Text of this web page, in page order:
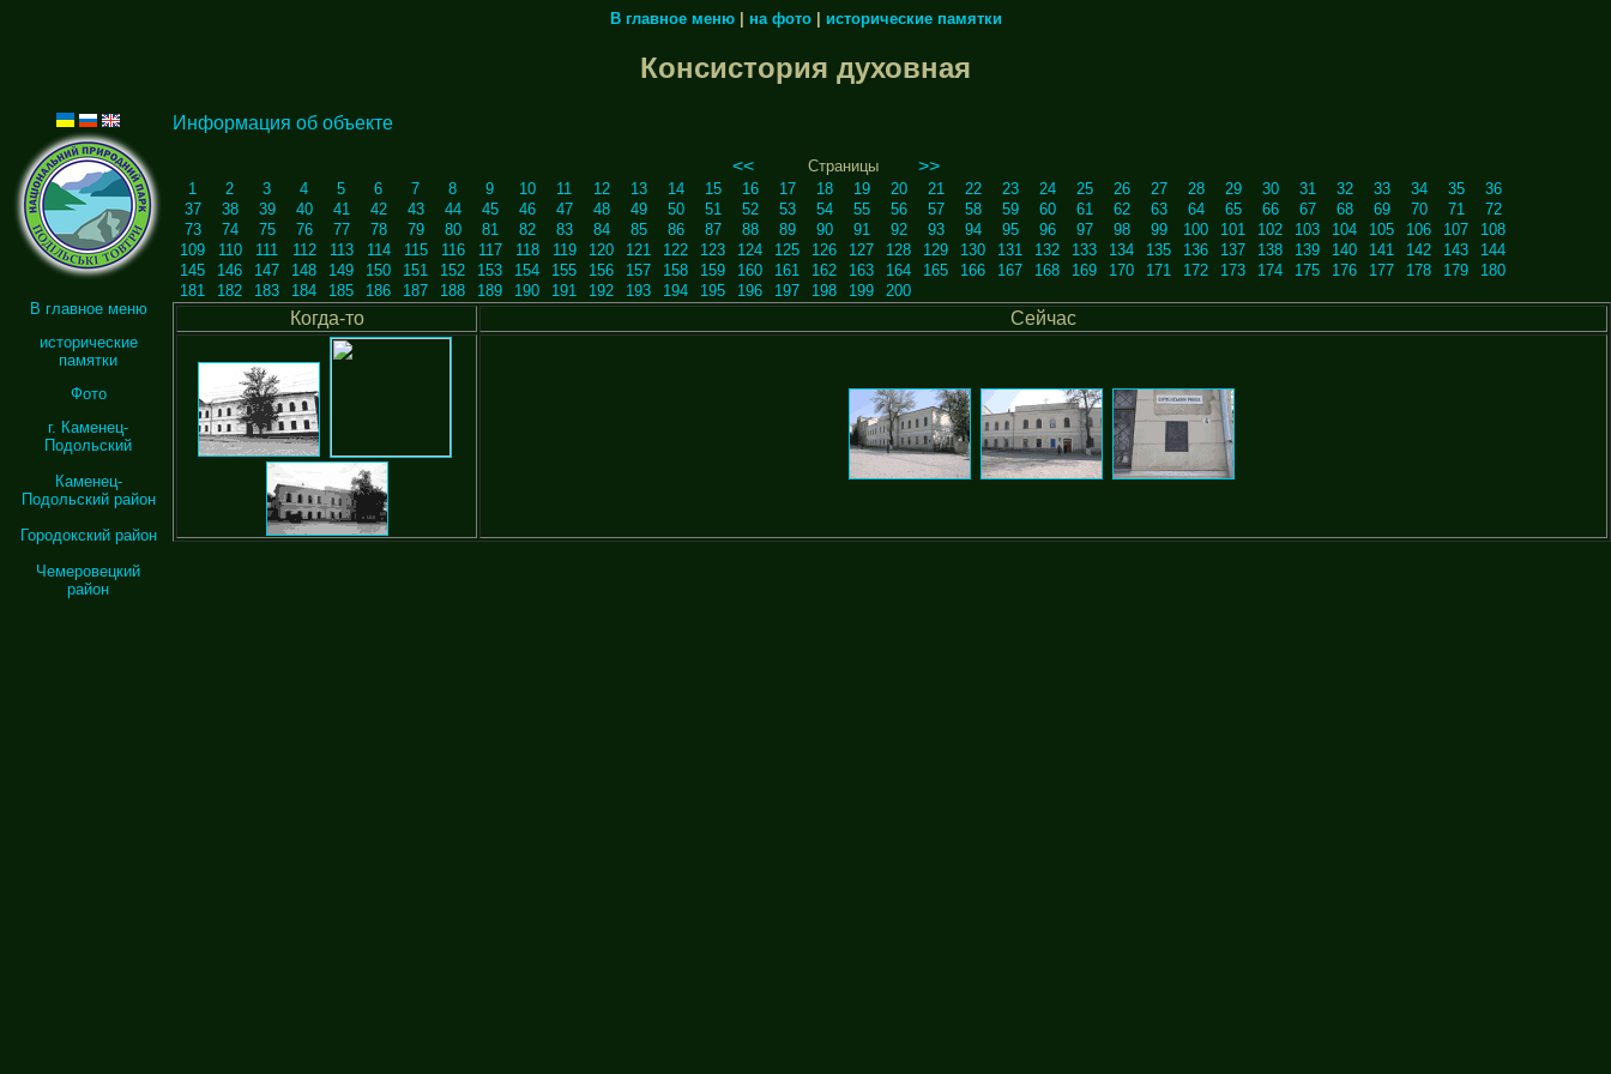
В главное меню| на фото| исторические памятки
Консистория духовная
В главное меню
исторические
памятки
Фото
г. Каменец-
Подольский
Каменец-
Подольский район
Городокский район
Чемеровецкий
район
Информация об объекте
<< Страницы >>
1 2 3 4 5 6 7 8 9 10 11 12 13 14 15 16 17 18 19 20 21 22 23 24 25 26 27 28 29 30 31 32 33 34 35
36
37
38 39 40 41 42 43 44 45 46 47 48 49 50 51 52 53 54 55 56 57 58 59 60 61 62 63 64 65 66 67 68 69 70 71
72
73
74 75 76 77 78 79 80 81 82 83 84 85 86 87 88 89 90 91 92 93 94 95 96 97 98 99 100 101 102 103 104 105 106 107
108
109
110 111 112 113 114 115 116 117 118 119 120 121 122 123 124 125 126 127 128 129 130 131 132 133 134 135 136 137 138 139 140 141 142 143
144
145
146 147 148 149 150 151 152 153 154 155 156 157 158 159 160 161 162 163 164 165 166 167 168 169 170 171 172 173 174 175 176 177 178 179
180
181
182 183 184 185 186 187 188 189 190 191 192 193 194 195 196 197 198 199 200
Когда-то Сейчас